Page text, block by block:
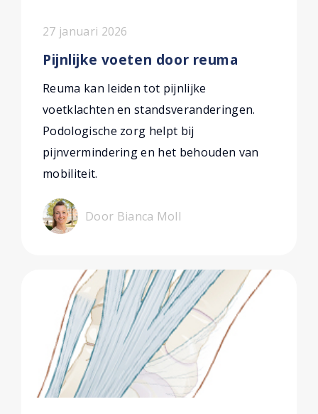
27 januari 2026
Pijnlijke voeten door reuma
Reuma kan leiden tot pijnlijke
voetklachten en standsveranderingen.
Podologische zorg helpt bij
pijnvermindering en het behouden van
mobiliteit.
Door Bianca Moll